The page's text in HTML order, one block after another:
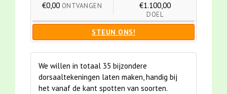
€0,00 ONTVANGEN €1.100,00
DOEL
STEUN ONS!
We willen in totaal 35 bijzondere
dorsaaltekeningen laten maken, handig bij
het vanaf de kant spotten van soorten.